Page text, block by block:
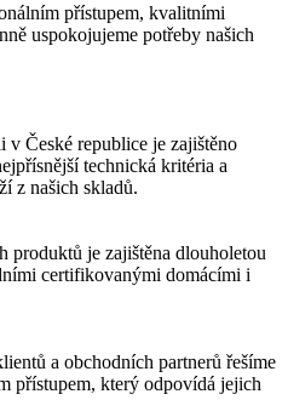
přístupem, kvalitními
uspokojujeme potřeby našich
České republice je zajištěno
technická kritéria a
z našich skladů.
produktů je zajištěna dlouholetou
certifikovanými domácími i
a obchodních partnerů řešíme
přístupem, který odpovídá jejich